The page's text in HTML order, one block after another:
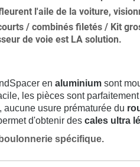
l'aile de la voiture,
/ combinés filetés / Kit
de voie est LA solution.
en aluminium sont
les pièces sont
, aucune usure prématurée du
d'obtenir des cales ultra
spécifique.